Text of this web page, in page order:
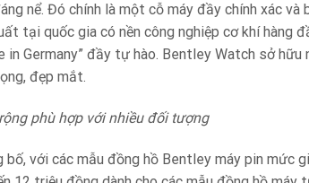
nể. Đó chính là một cỗ máy đầy chính xác
tại quốc gia có nền công nghiệp cơ khí hàng
in Germany” đầy tự hào. Bentley Watch sở
đẹp mắt.
phù hợp với nhiều đối tượng
bố, với các mẫu đồng hồ Bentley máy pin